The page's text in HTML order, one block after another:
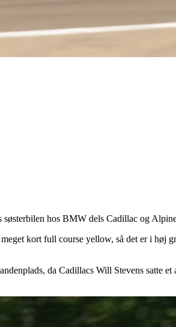
hos BMW dels Cadillac og
kort full course yellow, så det er i høj
da Cadillacs Will Stevens satte